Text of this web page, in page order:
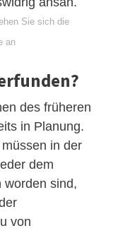
Sie sich die
an
des früheren
in Planung.
in der
dem
worden sind,
von